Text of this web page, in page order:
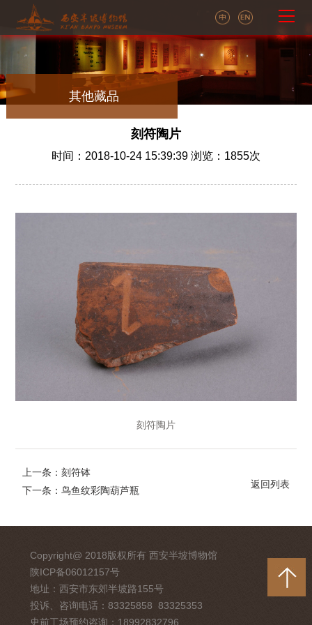
其他藏品
刻符陶片
时间：2018-10-24 15:39:39 浏览： 1855次
刻符陶片
上一条：刻符钵
下一条：鸟鱼纹彩陶葫芦瓶
返回列表
Copyright@ 2018版权所有 西安半坡博物馆
陕ICP备06012157号
地址：西安市东郊半坡路155号
投诉、咨询电话：83325858 83325353
史前工场预约咨询：18992832796